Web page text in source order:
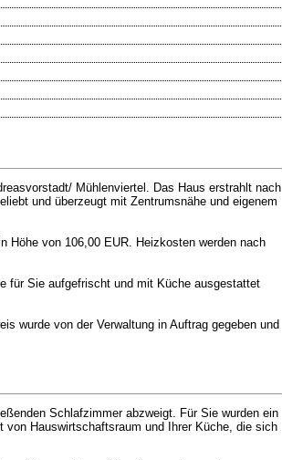
Mühlenviertel. Das Haus erstrahlt nach
und überzeugt mit Zentrumsnähe und eigenem
Höhe von 106,00 EUR. Heizkosten werden nach
für Sie aufgefrischt und mit Küche ausgestattet
wurde von der Verwaltung in Auftrag gegeben und
Schlafzimmer abzweigt. Für Sie wurden ein
von Hauswirtschaftsraum und Ihrer Küche, die sich